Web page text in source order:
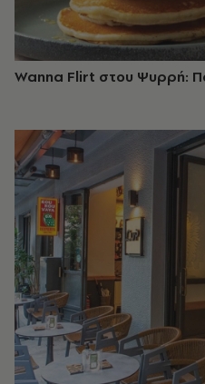
Wanna Flirt στου Ψυρρή: